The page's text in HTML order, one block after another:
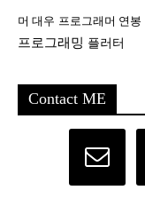
머 대우 프로그래머 연봉
프로그래밍 플러터
Contact ME